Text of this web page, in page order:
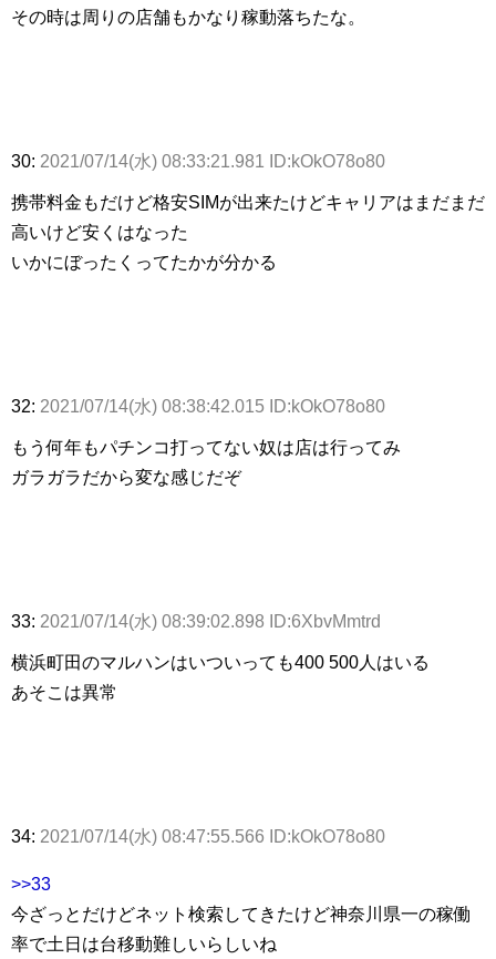
その時は周りの店舗もかなり稼動落ちたな。
30: 2021/07/14(水) 08:33:21.981 ID:kOkO78o80
携帯料金もだけど格安SIMが出来たけどキャリアはまだまだ
高いけど安くはなった
いかにぼったくってたかが分かる
32: 2021/07/14(水) 08:38:42.015 ID:kOkO78o80
もう何年もパチンコ打ってない奴は店は行ってみ
ガラガラだから変な感じだぞ
33: 2021/07/14(水) 08:39:02.898 ID:6XbvMmtrd
横浜町田のマルハンはいついっても400 500人はいる
あそこは異常
34: 2021/07/14(水) 08:47:55.566 ID:kOkO78o80
>>33
今ざっとだけどネット検索してきたけど神奈川県一の稼働
率で土日は台移動難しいらしいね